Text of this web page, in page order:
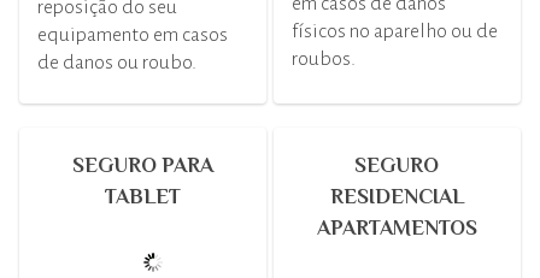
reposição do seu
equipamento em casos
de danos ou roubo.
físicos no aparelho ou de
roubos.
SEGURO PARA
TABLET
SEGURO
RESIDENCIAL
APARTAMENTOS